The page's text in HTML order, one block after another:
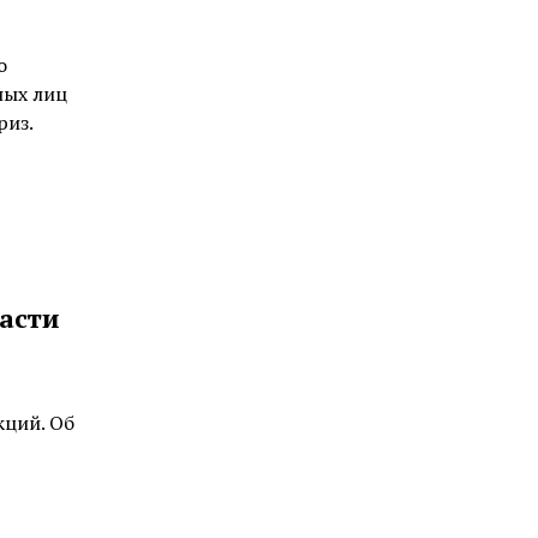
лиц
Об